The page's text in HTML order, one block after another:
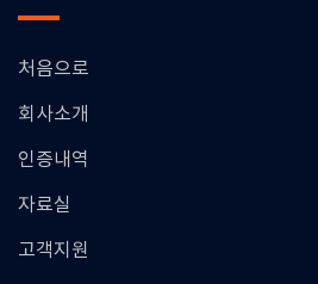
처음으로
회사소개
인증내역
자료실
고객지원